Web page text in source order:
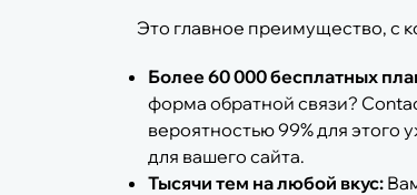
Это главное преимущество, с
Более 60 000 бесплатных
форма обратной связи?
вероятностью 99% для этого
для вашего сайта.
Тысячи тем на любой вкус: